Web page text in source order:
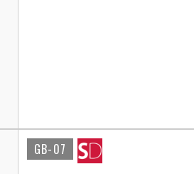
GB-07